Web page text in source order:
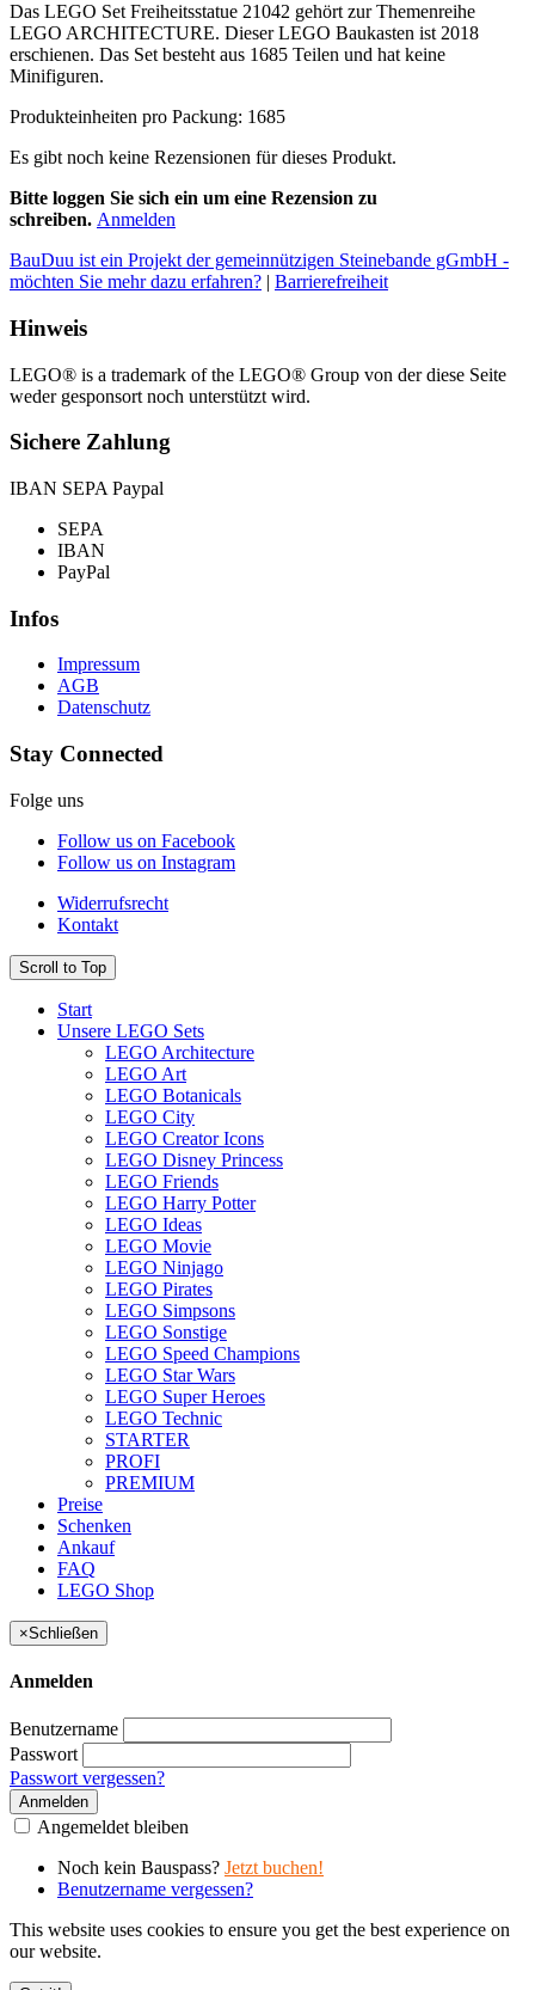
Das LEGO Set Freiheitsstatue 21042 gehört zur Themenreihe
LEGO ARCHITECTURE. Dieser LEGO Baukasten ist 2018
erschienen. Das Set besteht aus 1685 Teilen und hat keine
Minifiguren.
Produkteinheiten pro Packung: 1685
Es gibt noch keine Rezensionen für dieses Produkt.
Bitte loggen Sie sich ein um eine Rezension zu
schreiben. Anmelden
BauDuu ist ein Projekt der gemeinnützigen Steinebande gGmbH -
möchten Sie mehr dazu erfahren? | Barrierefreiheit
Hinweis
LEGO® is a trademark of the LEGO® Group von der diese Seite
weder gesponsort noch unterstützt wird.
Sichere Zahlung
IBAN SEPA Paypal
SEPA
IBAN
PayPal
Infos
Impressum
AGB
Datenschutz
Stay Connected
Folge uns
Follow us on Facebook
Follow us on Instagram
Widerrufsrecht
Kontakt
Scroll to Top
Start
Unsere LEGO Sets
LEGO Architecture
LEGO Art
LEGO Botanicals
LEGO City
LEGO Creator Icons
LEGO Disney Princess
LEGO Friends
LEGO Harry Potter
LEGO Ideas
LEGO Movie
LEGO Ninjago
LEGO Pirates
LEGO Simpsons
LEGO Sonstige
LEGO Speed Champions
LEGO Star Wars
LEGO Super Heroes
LEGO Technic
STARTER
PROFI
PREMIUM
Preise
Schenken
Ankauf
FAQ
LEGO Shop
×Schließen
Anmelden
Benutzername
Passwort
Passwort vergessen?
Anmelden
Angemeldet bleiben
Noch kein Bauspass? Jetzt buchen!
Benutzername vergessen?
This website uses cookies to ensure you get the best experience on
our website.